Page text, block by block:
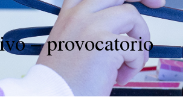
– provocatorio